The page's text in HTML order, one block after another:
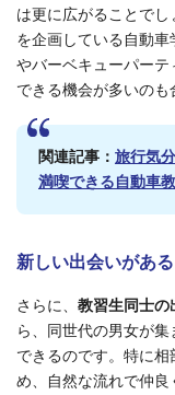
は更に広がることで
を企画している自動
やバーベキューパー
できる機会が多いのも
関連記事： 旅行気
満喫できる自動車
新しい出会いがある
さらに、 教習生同士の
ら、同世代の男女が
できるのです。特に
め、自然な流れで仲